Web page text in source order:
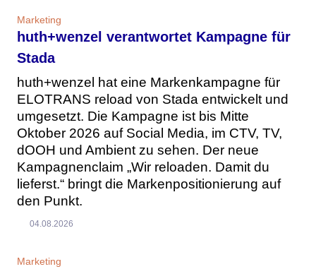
Marketing
huth+wenzel verantwortet Kampagne für
Stada
huth+wenzel hat eine Markenkampagne für
ELOTRANS reload von Stada entwickelt und
umgesetzt. Die Kampagne ist bis Mitte
Oktober 2026 auf Social Media, im CTV, TV,
dOOH und Ambient zu sehen. Der neue
Kampagnenclaim „Wir reloaden. Damit du
lieferst.“ bringt die Markenpositionierung auf
den Punkt.
04.08.2026
Marketing